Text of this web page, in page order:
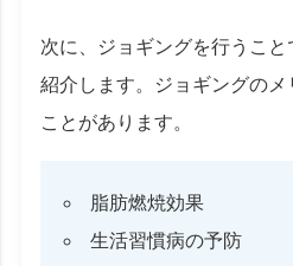
次に、ジョギングを行うこ
紹介します。ジョギングの
ことがあります。
脂肪燃焼効果
生活習慣病の予防